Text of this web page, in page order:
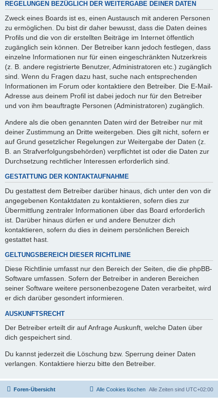
REGELUNGEN BEZÜGLICH DER WEITERGABE DEINER DATEN
Zweck eines Boards ist es, einen Austausch mit anderen Personen
zu ermöglichen. Du bist dir daher bewusst, dass die Daten deines
Profils und die von dir erstellten Beiträge im Internet öffentlich
zugänglich sein können. Der Betreiber kann jedoch festlegen, dass
einzelne Informationen nur für einen eingeschränkten Nutzerkreis
(z. B. andere registrierte Benutzer, Administratoren etc.) zugänglich
sind. Wenn du Fragen dazu hast, suche nach entsprechenden
Informationen im Forum oder kontaktiere den Betreiber. Die E-Mail-
Adresse aus deinem Profil ist dabei jedoch nur für den Betreiber
und von ihm beauftragte Personen (Administratoren) zugänglich.
Andere als die oben genannten Daten wird der Betreiber nur mit
deiner Zustimmung an Dritte weitergeben. Dies gilt nicht, sofern er
auf Grund gesetzlicher Regelungen zur Weitergabe der Daten (z.
B. an Strafverfolgungsbehörden) verpflichtet ist oder die Daten zur
Durchsetzung rechtlicher Interessen erforderlich sind.
GESTATTUNG DER KONTAKTAUFNAHME
Du gestattest dem Betreiber darüber hinaus, dich unter den von dir
angegebenen Kontaktdaten zu kontaktieren, sofern dies zur
Übermittlung zentraler Informationen über das Board erforderlich
ist. Darüber hinaus dürfen er und andere Benutzer dich
kontaktieren, sofern du dies in deinem persönlichen Bereich
gestattet hast.
GELTUNGSBEREICH DIESER RICHTLINIE
Diese Richtlinie umfasst nur den Bereich der Seiten, die die phpBB-
Software umfassen. Sofern der Betreiber in anderen Bereichen
seiner Software weitere personenbezogene Daten verarbeitet, wird
er dich darüber gesondert informieren.
AUSKUNFTSRECHT
Der Betreiber erteilt dir auf Anfrage Auskunft, welche Daten über
dich gespeichert sind.
Du kannst jederzeit die Löschung bzw. Sperrung deiner Daten
verlangen. Kontaktiere hierzu bitte den Betreiber.
Foren-Übersicht Alle Zeiten sind UTC+02:00
Alle Cookies löschen